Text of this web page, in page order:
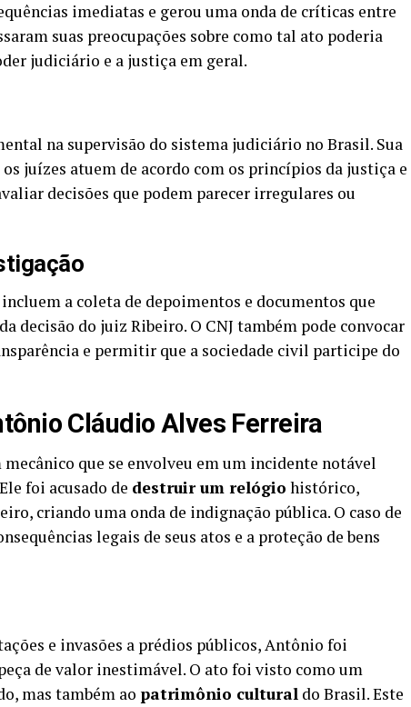
imediatas e gerou uma onda de críticas entre
suas preocupações sobre como tal ato poderia
judiciário e a justiça em geral.
na supervisão do sistema judiciário no Brasil. Sua
juízes atuem de acordo com os princípios da justiça e
decisões que podem parecer irregulares ou
a coleta de depoimentos e documentos que
decisão do juiz Ribeiro. O CNJ também pode convocar
e permitir que a sociedade civil participe do
Cláudio Alves Ferreira
que se envolveu em um incidente notável
foi acusado de destruir um relógio histórico,
criando uma onda de indignação pública. O caso de
legais de seus atos e a proteção de bens
e invasões a prédios públicos, Antônio foi
de valor inestimável. O ato foi visto como um
mas também ao patrimônio cultural do Brasil. Este